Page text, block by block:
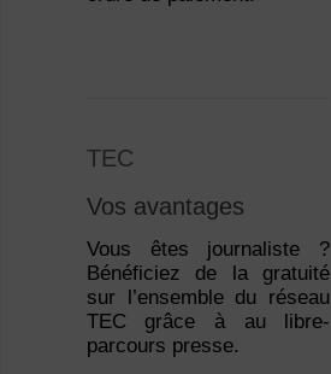
TEC
Vos avantages
Vous êtes journaliste ?
Bénéficiez de la gratuité
sur l’ensemble du réseau
TEC grâce à au libre-
parcours presse.